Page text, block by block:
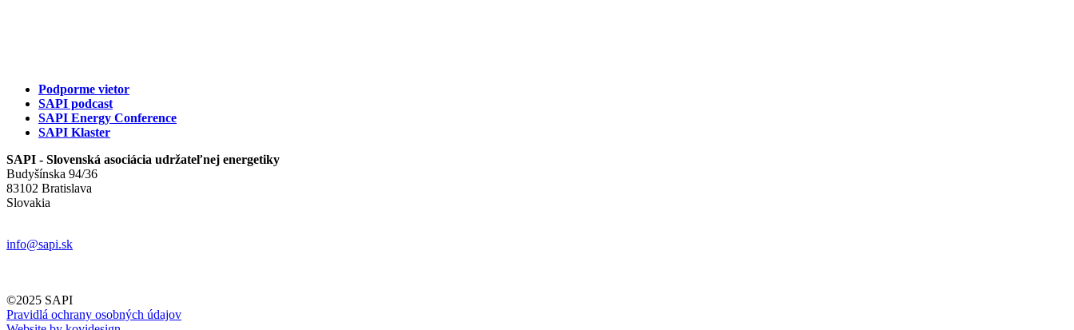
Podporme vietor
SAPI podcast
SAPI Energy Conference
SAPI Klaster
SAPI - Slovenská asociácia udržateľnej energetiky
Budyšínska 94/36
83102 Bratislava
Slovakia
info@sapi.sk
©2025 SAPI
Pravidlá ochrany osobných údajov